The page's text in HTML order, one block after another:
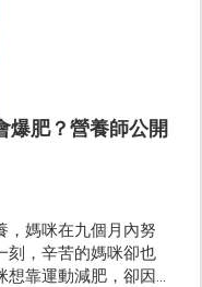
爆肥？營養師公開
，媽咪在九個月內努
刻，辛苦的媽咪卻也
想靠運動減肥，卻因